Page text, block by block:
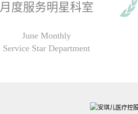
月度服务明星科室
June Monthly
Service Star Department